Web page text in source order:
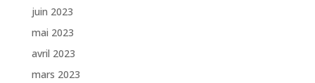
juin 2023
mai 2023
avril 2023
mars 2023